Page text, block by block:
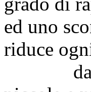
ed uno
riduce
da tale